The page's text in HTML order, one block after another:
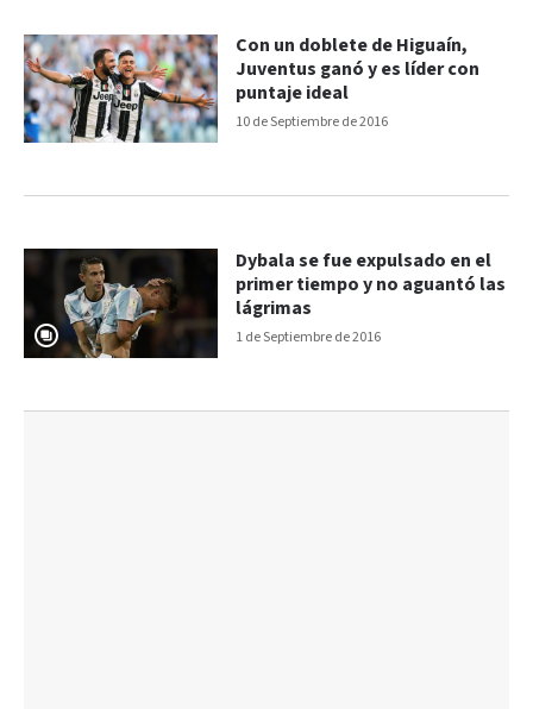
10 de Septiembre de 2016
Con un doblete de Higuaín,
Juventus ganó y es líder con
puntaje ideal
1 de Septiembre de 2016
Dybala se fue expulsado en el
primer tiempo y no aguantó las
lágrimas